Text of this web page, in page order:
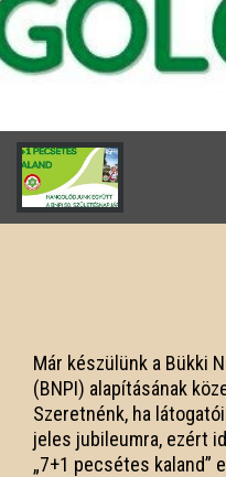
Már készülünk a Bükki
(BNPI) alapításának
Szeretnénk, ha
jeles jubileumra, ezért
„7+1 pecsétes kaland”